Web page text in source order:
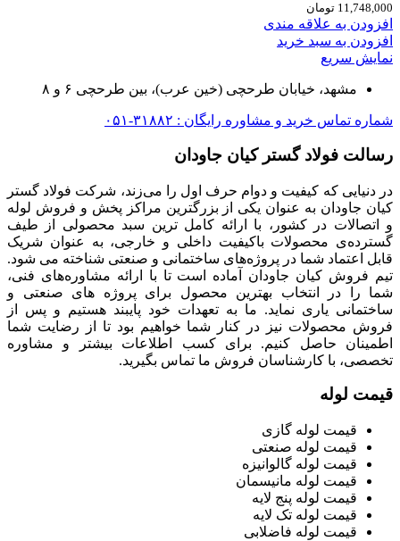
11,748,000 تومان
افزودن به علاقه مندی
افزودن به سبد خرید
نمایش سریع
مشهد، خیابان طرحچی (خین عرب)، بین طرحچی ۶ و ۸
شماره تماس خرید و مشاوره رایگان : ۳۱۸۸۲-۰۵۱
رسالت فولاد گستر کیان جاودان
در دنیایی که کیفیت و دوام حرف اول را می‌زند، شرکت فولاد گستر
کیان جاودان به عنوان یکی از بزرگترین مراکز پخش و فروش لوله
و اتصالات در کشور، با ارائه کامل ترین سبد محصولی از طیف
گسترده‌‌ی محصولات باکیفیت داخلی و خارجی، به عنوان شریک
قابل اعتماد شما در پروژه‌های ساختمانی و صنعتی شناخته می شود.
تیم فروش کیان جاودان آماده است تا با ارائه مشاوره‌های فنی،
شما را در انتخاب بهترین محصول برای پروژه های صنعتی و
ساختمانی یاری نماید. ما به تعهدات خود پایبند هستیم و پس از
فروش محصولات نیز در کنار شما خواهیم بود تا از رضایت شما
اطمینان حاصل کنیم. برای کسب اطلاعات بیشتر و مشاوره
تخصصی، با کارشناسان فروش ما تماس بگیرید.
قیمت لوله
قیمت لوله گازی
قیمت لوله صنعتی
قیمت لوله گالوانیزه
قیمت لوله مانیسمان
قیمت لوله پنج لایه
قیمت لوله تک لایه
قیمت لوله فاضلابی